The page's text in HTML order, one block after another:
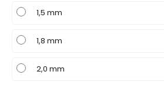
1,5 mm
1,8 mm
2,0 mm